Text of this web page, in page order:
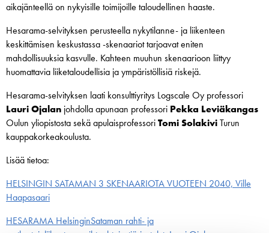
aikajänteellä on nykyisille toimijoille taloudellinen haaste.
Hesarama-selvityksen perusteella nykytilanne- ja liikenteen
keskittämisen keskustassa -skenaariot tarjoavat eniten
mahdollisuuksia kasvulle. Kahteen muuhun skenaarioon liittyy
huomattavia liiketaloudellisia ja ympäristöllisiä riskejä. ​
Hesarama-selvityksen laati konsulttiyritys Logscale Oy professori
Lauri Ojalan johdolla apunaan professori Pekka Leviäkangas
Oulun yliopistosta sekä apulaisprofessoriTomi SolakiviTurun
kauppakorkeakoulusta.
Lisää tietoa:
HELSINGIN SATAMAN 3 SKENAARIOTA VUOTEEN 2040, Ville
Haapasaari
HESARAMA HelsinginSataman rahti- ja